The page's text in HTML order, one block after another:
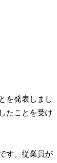
を発表しまし
たことを受け
す。従業員が